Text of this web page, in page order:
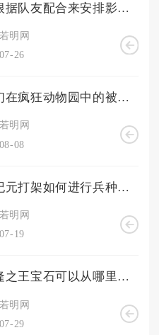
如何根据队友配合来安排影之刃3无锋的技能加点
明网
26
幼崽们在疯狂动物园中的被动能力是否令人惊叹不已
明网
08
王国纪元打架如何进行兵种的选择和培养
明网
19
阿瓦隆之王宝石可以从哪里获得
明网
29